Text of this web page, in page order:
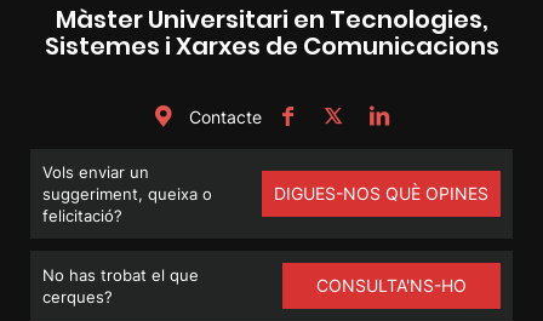
Màster Universitari en Tecnologies,
Sistemes i Xarxes de Comunicacions
Contacte
Vols enviar un
suggeriment, queixa o
felicitació?
DIGUES-NOS QUÈ OPINES
No has trobat el que
cerques?
CONSULTA'NS-HO